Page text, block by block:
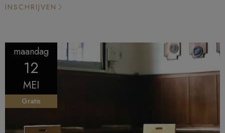
INSCHRIJVEN
maandag
12
MEI
Gratis